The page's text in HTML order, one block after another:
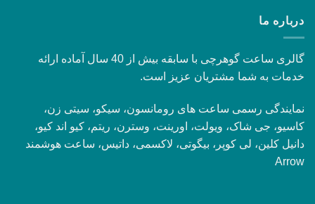
درباره ما
گالری ساعت گوهرچی با سابقه بیش از 40 سال آماده ارائه
خدمات به شما مشتریان عزیز است.
نمایندگی رسمی ساعت های رومانسون، سیکو، سیتی زن،
کاسیو، جی شاک، ویولت، اورینت، وسترن، ریتم، کیو اند کیو،
دانیل کلین، لی کوپر، بیگوتی، لاکسمی، داتیس، ساعت هوشمند
Arrow